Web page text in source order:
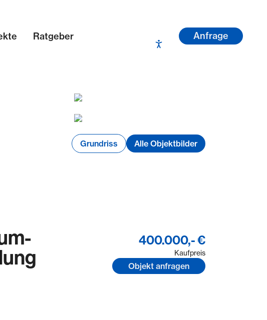
Ratgeber Anfrage
Grundriss Alle Objektbilder
400.000,- €
Kaufpreis
Objekt anfragen